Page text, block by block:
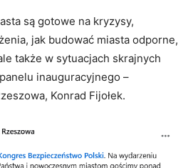
są gotowe na kryzysy,
jak budować miasta odporne,
także w sytuacjach skrajnych
inauguracyjnego –
Konrad Fijołek.